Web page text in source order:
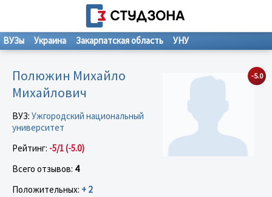
ВУЗы Украина Закарпатская область УНУ
-5.0
Полюжин Михайло
Михайлович
ВУЗ: Ужгородский национальный
университет
Рейтинг: -5/1 (-5.0)
Всего отзывов: 4
Положительных: + 2